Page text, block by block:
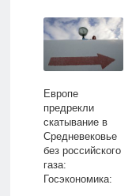
Европе
предрекли
скатывание в
Средневековье
без российского
газа:
Госэкономика: